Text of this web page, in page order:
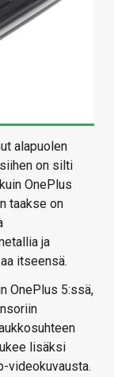
alapuolen
on silti
OnePlus
taakse on
ja
itseensä.
OnePlus 5:ssä,
lisäksi
videokuvausta.